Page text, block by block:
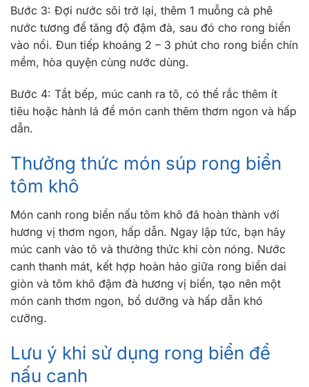
Bước 3: Đợi nước sôi trở lại, thêm 1 muỗng cà phê
nước tương để tăng độ đậm đà, sau đó cho rong biển
vào nồi. Đun tiếp khoảng 2 – 3 phút cho rong biển chín
mềm, hòa quyện cùng nước dùng.
Bước 4: Tắt bếp, múc canh ra tô, có thể rắc thêm ít
tiêu hoặc hành lá để món canh thêm thơm ngon và hấp
dẫn.
Thưởng thức món súp rong biển
tôm khô
Món canh rong biển nấu tôm khô đã hoàn thành với
hương vị thơm ngon, hấp dẫn. Ngay lập tức, bạn hãy
múc canh vào tô và thưởng thức khi còn nóng. Nước
canh thanh mát, kết hợp hoàn hảo giữa rong biển dai
giòn và tôm khô đậm đà hương vị biển, tạo nên một
món canh thơm ngon, bổ dưỡng và hấp dẫn khó
cưỡng.
Lưu ý khi sử dụng rong biển để
nấu canh